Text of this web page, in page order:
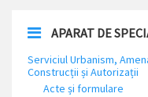
APARAT DE
Serviciul Urbanism,
Construcții și Autorizații
Acte și formulare